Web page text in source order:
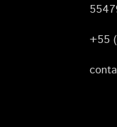
+55